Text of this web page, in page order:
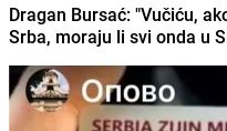
Dragan Bursać: "Vučiću,
Srba, moraju li svi onda u